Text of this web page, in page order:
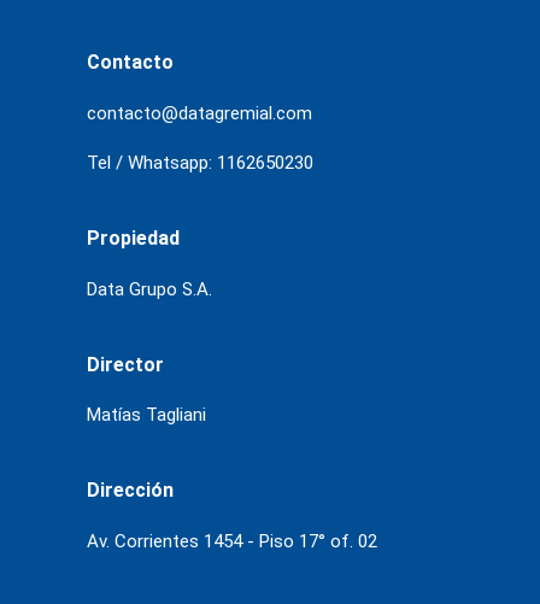
Contacto
contacto@datagremial.com
Tel / Whatsapp: 1162650230
Propiedad
Data Grupo S.A.
Director
Matías Tagliani
Dirección
Av. Corrientes 1454 - Piso 17° of. 02